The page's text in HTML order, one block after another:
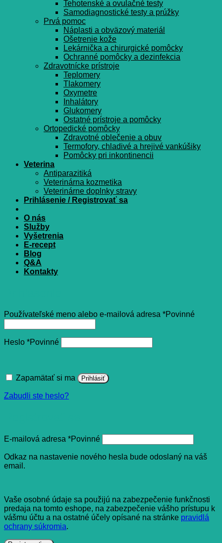
Tehotenské a ovulačné testy
Samodiagnostické testy a prúžky
Prvá pomoc
Náplasti a obväzový materiál
Ošetrenie kože
Lekárnička a chirurgické pomôcky
Ochranné pomôcky a dezinfekcia
Zdravotnícke prístroje
Teplomery
Tlakomery
Oxymetre
Inhalátory
Glukomery
Ostatné prístroje a pomôcky
Ortopedické pomôcky
Zdravotné oblečenie a obuv
Termofory, chladivé a hrejivé vankúšiky
Pomôcky pri inkontinencii
Veterina
Antiparazitiká
Veterinárna kozmetika
Veterinárne doplnky stravy
Prihlásenie / Registrovať sa
O nás
Služby
Vyšetrenia
E-recept
Blog
Q&A
Kontakty
Používateľské meno alebo e-mailová adresa *Povinné
Heslo *Povinné
Zapamätať si ma Prihlásiť
Zabudli ste heslo?
E-mailová adresa *Povinné
Odkaz na nastavenie nového hesla bude odoslaný na váš
email.
Vaše osobné údaje sa použijú na zabezpečenie funkčnosti
predaja na tomto eshope, na zabezpečenie vášho prístupu k
vášmu účtu a na ostatné účely opísané na stránke pravidlá
ochrany súkromia.